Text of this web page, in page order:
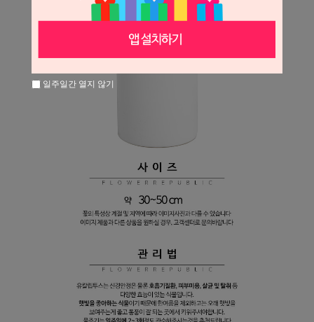
일주일간 열지 않기